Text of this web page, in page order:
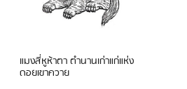
แมงสี่หูห้าตา ตำนานเก่าแก่แห่ง
ดอยเขาควาย